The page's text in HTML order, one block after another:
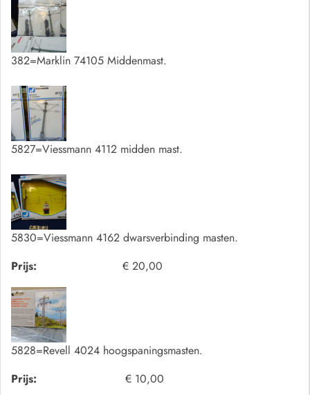
382=Marklin 74105 Middenmast.
5827=Viessmann 4112 midden mast.
5830=Viessmann 4162 dwarsverbinding masten.
Prijs:
€ 20,00
5828=Revell 4024 hoogspaningsmasten.
Prijs:
€ 10,00